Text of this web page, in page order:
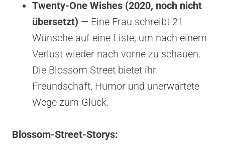
Twenty-One Wishes (2020, noch nicht
übersetzt) — Eine Frau schreibt 21
Wünsche auf eine Liste, um nach einem
Verlust wieder nach vorne zu schauen.
Die Blossom Street bietet ihr
Freundschaft, Humor und unerwartete
Wege zum Glück.
Blossom-Street-Storys: